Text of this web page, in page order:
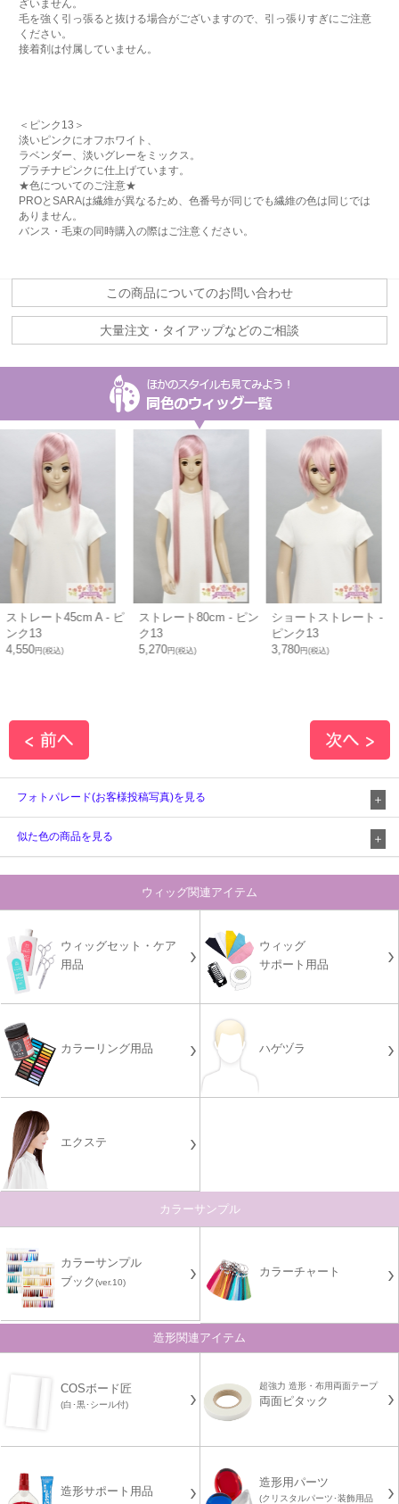
ざいません。
毛を強く引っ張ると抜ける場合がございますので、引っ張りすぎにご注意
ください。
接着剤は付属していません。
＜ピンク13＞
淡いピンクにオフホワイト、
ラベンダー、淡いグレーをミックス。
プラチナピンクに仕上げています。
★色についてのご注意★
PROとSARAは繊維が異なるため、色番号が同じでも繊維の色は同じでは
ありません。
バンス・毛束の同時購入の際はご注意ください。
この商品についてのお問い合わせ
大量注文・タイアップなどのご相談
A - ピ
ストレート80cm - ピン
5,270
ショートストレート -
3,780
レイヤーシ
3,780
フォトパレード(お客様投稿写真)を見る
似た色の商品を見る
ウィッグ関連アイテム
ウィッグセット・ケア
用品
ウィッグ
サポート用品
カラーリング用品 ハゲヅラ
エクステ
カラーサンプル
カラーサンプル
ブック(ver.10)
カラーチャート
造形関連アイテム
COSボード匠
(白･黒･シール付)
超強力 造形・布用両面テープ
両面ピタック
造形サポート用品
造形用パーツ
(クリスタルパーツ･装飾用品